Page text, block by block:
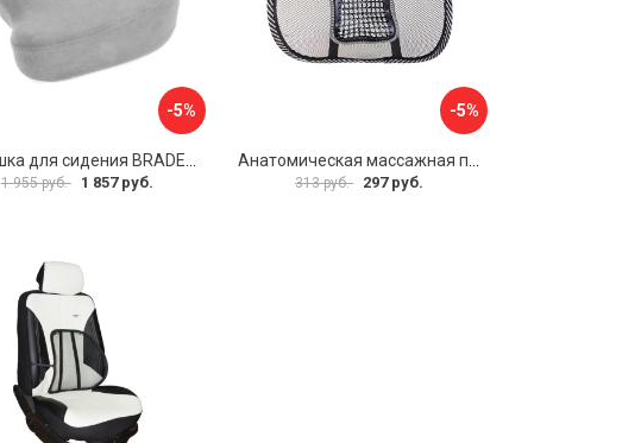
-5%
1 955 руб. 1 857 руб.
-5%
313 руб. 297 руб.